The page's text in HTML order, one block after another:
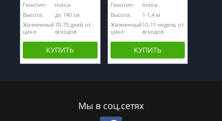
Генотип:
Indica
Высота:
до 140 cм
Жизненный
цикл:
70-75 дней от
всходов
КУПИТЬ
Генотип:
Indica
Высота:
1-1,4 м
Жизненный
цикл:
10-11 недель от
всходов
КУПИТЬ
Мы в соц.сетях